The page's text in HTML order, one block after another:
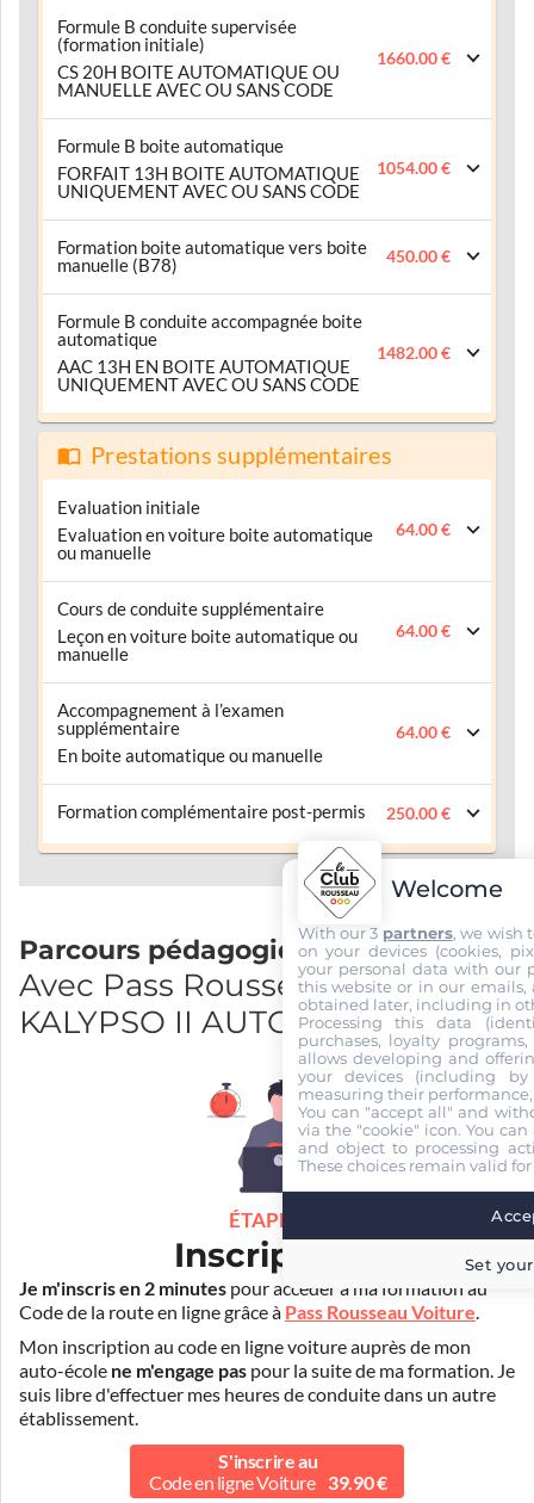
Formule B conduite supervisée
(formation initiale)
CS 20H BOITE AUTOMATIQUE OU
MANUELLE AVEC OU SANS CODE
1660.00 €
Formule B boite automatique
FORFAIT 13H BOITE AUTOMATIQUE
UNIQUEMENT AVEC OU SANS CODE
1054.00 €
Formation boite automatique vers boite
manuelle (B78)
450.00 €
Formule B conduite accompagnée boite
automatique
AAC 13H EN BOITE AUTOMATIQUE
UNIQUEMENT AVEC OU SANS CODE
1482.00 €
Prestations supplémentaires
Evaluation initiale
Evaluation en voiture boite automatique
ou manuelle
64.00 €
Cours de conduite supplémentaire
Leçon en voiture boite automatique ou
manuelle
64.00 €
Accompagnement à l’examen
supplémentaire
En boite automatique ou manuelle
64.00 €
Formation complémentaire post-permis 250.00 €
Parcours pédagogique
Avec Pass Rousseau et
KALYPSO II AUTO ECOLE
ÉTAPE 1
Inscription
Je m'inscris en 2 minutes pour accéder à ma formation au
Code de la route en ligne grâce à Pass Rousseau Voiture.
Mon inscription au code en ligne voiture auprès de mon
auto-école ne m'engage pas pour la suite de ma formation. Je
suis libre d'effectuer mes heures de conduite dans un autre
établissement.
S'inscrire au
Code en ligne Voiture
39.90 €
Welcome
With our 3 partners, we wish
on your devices (cookies,
your personal data with our
this website or in our emails,
obtained later, including in
Processing this data
purchases, loyalty
allows developing and
your devices (including
measuring their
You can "accept all" and
via the "cookie" icon. You
and object to processing
These choices remain valid
Set